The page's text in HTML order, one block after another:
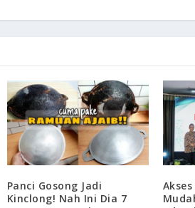
Panci Gosong Jadi
Kinclong! Nah Ini Dia 7